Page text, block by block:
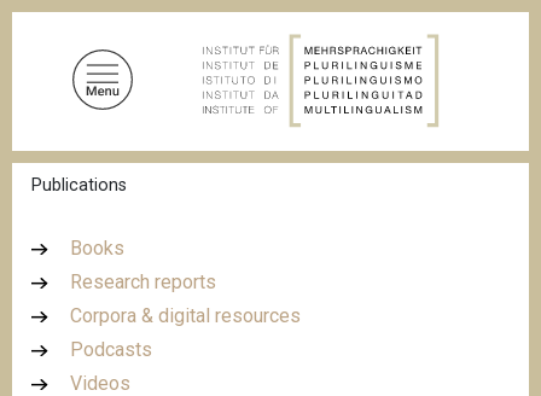
B
r
m
Publications
Books
Research reports
Corpora & digital resources
Podcasts
Videos